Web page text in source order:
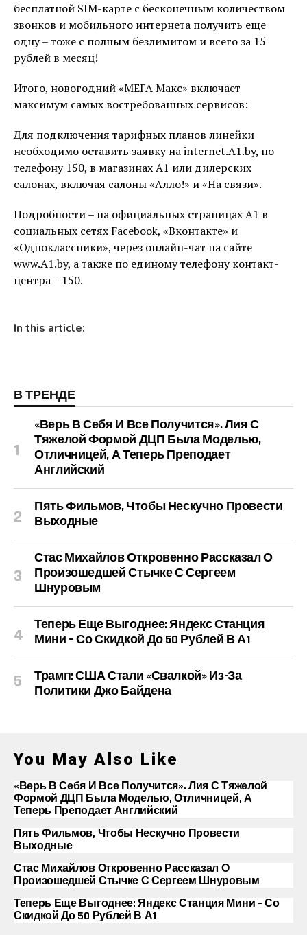
бесплатной SIM-карте с бесконечным количеством
звонков и мобильного интернета получить еще
одну – тоже с полным безлимитом и всего за 15
рублей в месяц!
Итого, новогодний «МЕГА Макс» включает
максимум самых востребованных сервисов:
Для подключения тарифных планов линейки
необходимо оставить заявку на internet.A1.by, по
телефону 150, в магазинах А1 или дилерских
салонах, включая салоны «Алло!» и «На связи».
Подробности – на официальных страницах A1 в
социальных сетях Facebook, «Вконтакте» и
«Одноклассники», через онлайн-чат на сайте
www.A1.by, а также по единому телефону контакт-
центра – 150.
In this article:
В ТРЕНДЕ
«Верь В Себя И Все Получится». Лия С
Тяжелой Формой ДЦП Была Моделью,
Отличницей, А Теперь Преподает
Английский
Пять Фильмов, Чтобы Нескучно Провести
Выходные
Стас Михайлов Откровенно Рассказал О
Произошедшей Стычке С Сергеем
Шнуровым
Теперь Еще Выгоднее: Яндекс Станция
Мини – Со Скидкой До 50 Рублей В А1
Трамп: США Стали «свалкой» Из-За
Политики Джо Байдена
You May Also Like
«Верь В Себя И Все Получится». Лия С Тяжелой
Формой ДЦП Была Моделью, Отличницей, А
Теперь Преподает Английский
Пять Фильмов, Чтобы Нескучно Провести
Выходные
Стас Михайлов Откровенно Рассказал О
Произошедшей Стычке С Сергеем Шнуровым
Теперь Еще Выгоднее: Яндекс Станция Мини – Со
Скидкой До 50 Рублей В А1